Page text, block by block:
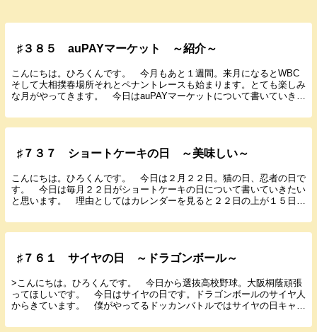
♯３８５ auPAYマーケット ～紹介～
こんにちは。ひろくんです。 今月もあと１週間。来月になるとWBC
そして大相撲春場所それとペナントレースも始まります。とても楽しみ
な月がやってきます。 今日はauPAYマーケットについて書いていきた
♯７３７ ショートケーキの日 ～美味しい～
こんにちは。ひろくんです。 今日は２月２２日。猫の日、忍者の日で
す。 今日は毎月２２日がショートケーキの日について書いていきたい
と思います。 理由としてはカレンダーを見ると２２日の上が１５日。
♯７６１ サイヤの日 ～ドラゴンボール～
>こんにちは。ひろくんです。 今日から選抜高校野球。大阪桐蔭頑張
ってほしいです。 今日はサイヤの日です。ドラゴンボールのサイヤ人
からきています。 僕がやってるドッカンバトルではサイヤの日キャン